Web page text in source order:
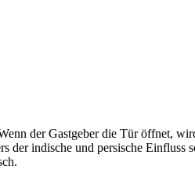
der Gastgeber die Tür öffnet,
der indische und persische Einfluss